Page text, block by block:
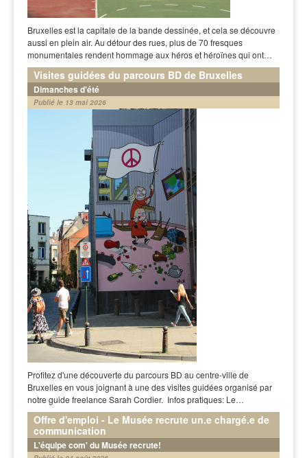
Bruxelles est la capitale de la bande dessinée, et cela se découvre
aussi en plein air. Au détour des rues, plus de 70 fresques
monumentales rendent hommage aux héros et héroïnes qui ont…
Visites guidées du parcours BD de Bruxelles
Dimanches d'été
Publié le 13 mai 2026
Profitez d'une découverte du parcours BD au centre-ville de
Bruxelles en vous joignant à une des visites guidées organisé par
notre guide freelance Sarah Cordier. Infos pratiques: Le…
Offre d'emploi - Le Musée recrute un.e chargé.e de
communication
L'équipe com' du Musée recrute!